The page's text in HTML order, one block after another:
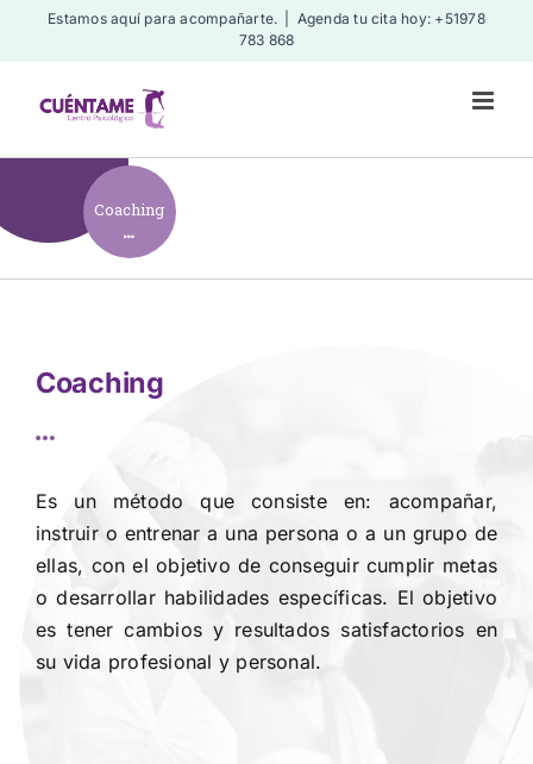
Estamos aquí para acompañarte.
Agenda tu cita hoy: +51978
783 868
Coaching
Coaching
Es un método que consiste en: acompañar,
instruir o entrenar a una persona o a un grupo de
ellas, con el objetivo de conseguir cumplir metas
o desarrollar habilidades específicas. El objetivo
es tener cambios y resultados satisfactorios en
su vida profesional y personal.